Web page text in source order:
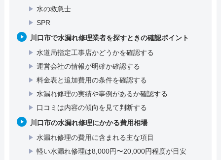
水の救急士
SPR
川口市で水漏れ修理業者を探すときの確認ポイント
水道局指定工事店かどうかを確認する
運営会社の情報が明確か確認する
料金表と追加費用の条件を確認する
水漏れ修理の実績や事例があるか確認する
口コミは内容の傾向を見て判断する
川口市の水漏れ修理にかかる費用相場
水漏れ修理の費用に含まれる主な項目
軽い水漏れ修理は8,000円〜20,000円程度が目安